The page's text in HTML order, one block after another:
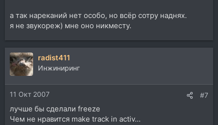
а так нареканий нет особо, но всёр сотру наднях.
я не звукореж) мне оно никместу.
radist411
Инжиниринг
11 Окт 2007 #7
лучше бы сделали freeze
Чем не нравится make track in activ...